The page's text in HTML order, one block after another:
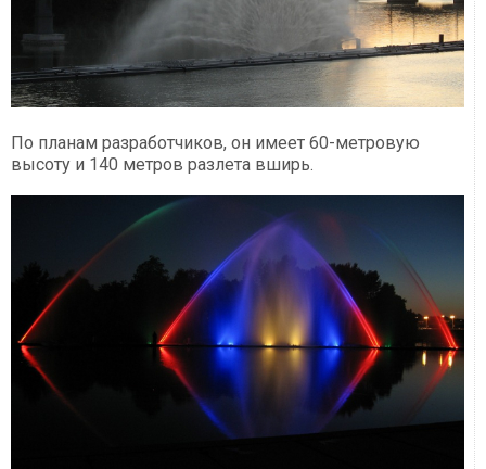
По планам разработчиков, он имеет 60-метровую
высоту и 140 метров разлета вширь.